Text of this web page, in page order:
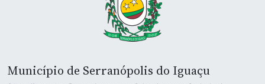
Município de Serranópolis do Iguaçu